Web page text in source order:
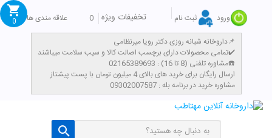
ورود ثبت نام تخفیفات ویژه 0
علاقه مندی ها
داروخانه شبانه روزی دکتر رویا میرنظامی📌
تمامی محصولات دارای برچسب اصالت کالا و سیب سلامت میباشند✔️
مشاوره تلفنی (8 تا 16) : 02165389693☎️
​ارسال رایگان برای خرید های بالای 4 میلیون تومان با پست پیشتاز
مشاوره خرید در برنامه بله : 09302007587
0